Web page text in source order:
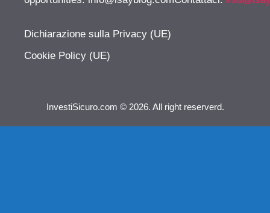
Dichiarazione sulla Privacy (UE)
Cookie Policy (UE)
InvestiSicuro.com © 2026. All right reserverd.